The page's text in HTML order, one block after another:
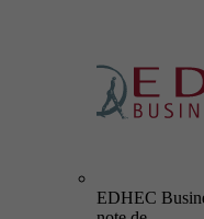
EDHEC